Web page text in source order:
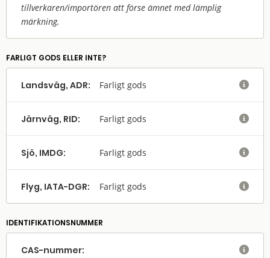
tillverkaren/importören att förse ämnet med lämplig
märkning.
FARLIGT GODS ELLER INTE?
Landsväg, ADR: Farligt gods 
Järnväg, RID: Farligt gods 
Sjö, IMDG: Farligt gods 
Flyg, IATA-DGR: Farligt gods 
IDENTIFIKATIONSNUMMER
CAS-nummer: 